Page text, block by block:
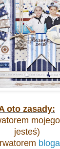
oto zasady:
jesteś)